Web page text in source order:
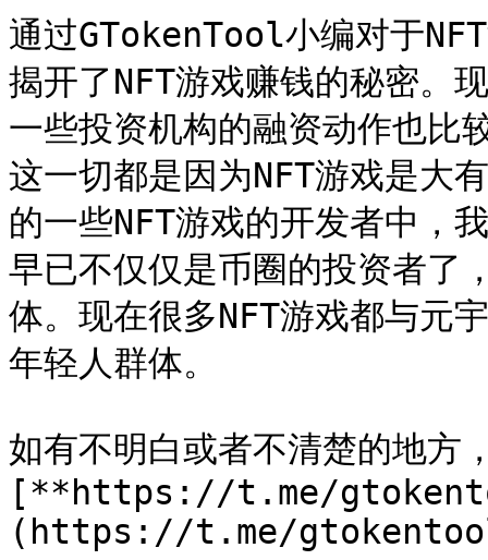
通过GTokenTool小编对于
揭开了NFT游戏赚钱的秘密。
一些投资机构的融资动作也比
这一切都是因为NFT游戏是大
的一些NFT游戏的开发者中，
早已不仅仅是币圈的投资者了
体。现在很多NFT游戏都与元
年轻人群体。
如有不明白或者不清楚的地方
[**https://t.me/